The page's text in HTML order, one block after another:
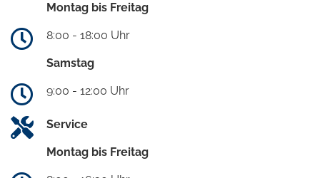
Montag bis Freitag
8:00 - 18:00 Uhr
Samstag
9:00 - 12:00 Uhr
Service
Montag bis Freitag